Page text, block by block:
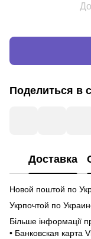
Поделиться в
Доставка
Новой поштой по
Укрпочтой по
Більше інформації
• Банковская карта